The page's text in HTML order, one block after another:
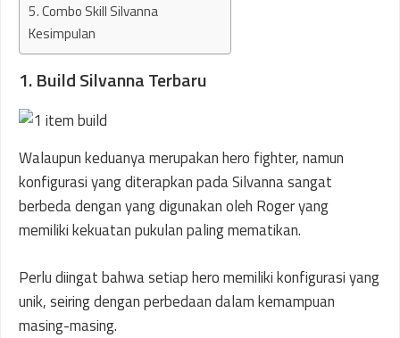
5. Combo Skill Silvanna
Kesimpulan
1. Build Silvanna Terbaru
Walaupun keduanya merupakan hero fighter, namun
konfigurasi yang diterapkan pada Silvanna sangat
berbeda dengan yang digunakan oleh Roger yang
memiliki kekuatan pukulan paling mematikan.
Perlu diingat bahwa setiap hero memiliki konfigurasi yang
unik, seiring dengan perbedaan dalam kemampuan
masing-masing.